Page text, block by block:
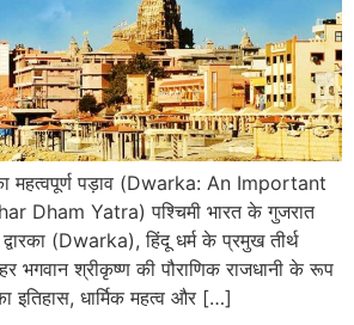
का महत्वपूर्ण पड़ाव (Dwarka: An Important
Dham Yatra) पश्चिमी भारत के गुजरात
(Dwarka), हिंदू धर्म के प्रमुख तीर्थ
श्रीकृष्ण की पौराणिक राजधानी के रूप
इतिहास, धार्मिक महत्व और […]